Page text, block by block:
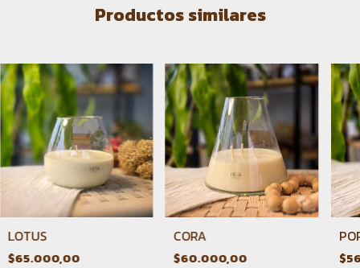
Productos similares
LOTUS
$65.000,00
CORA
$60.000,00